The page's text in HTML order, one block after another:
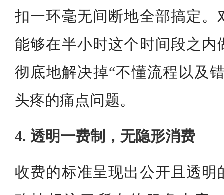
扣一环毫无间断地全部搞定。
能够在半小时这个时间段之内
彻底地解决掉“不懂流程以及
头疼的痛点问题。
4. 透明一费制，无隐形消费
收费的标准呈现出公开且透明